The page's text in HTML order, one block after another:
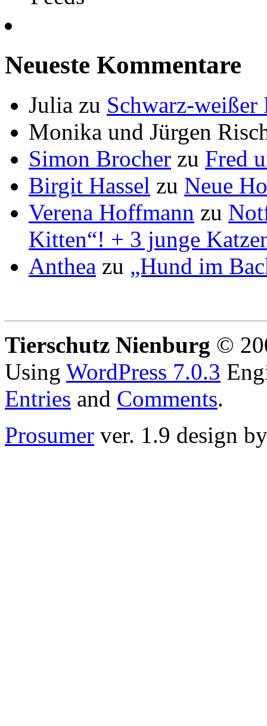
Neueste Kommentare
Julia zu Schwarz-weißer
Monika und Jürgen
Simon Brocher zu Fred
Birgit Hassel zu Neue
Verena Hoffmann zu
Kitten“! + 3 junge
Anthea zu „Hund im
Tierschutz Nienburg ©
Using WordPress 7.0.3
Entries and Comments.
Prosumer ver. 1.9 design